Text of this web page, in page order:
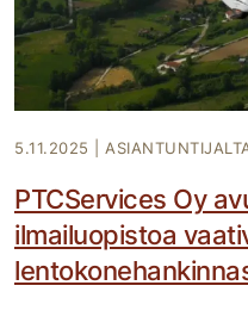
5.11.2025
PTCServices Oy
ilmailuopistoa